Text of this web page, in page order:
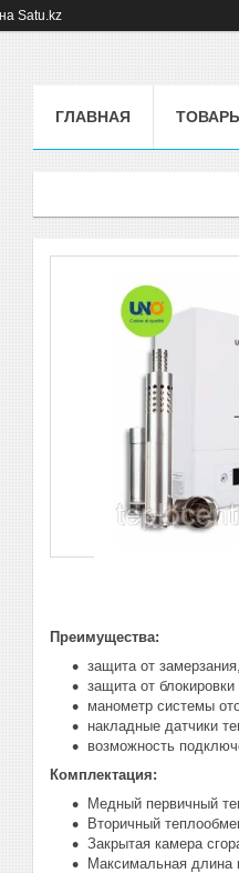
на Satu.kz
ГЛАВНАЯ
Преимущества:
защита от
защита от блокировки
манометр системы
накладные датчики
возможность
Комплектация:
Медный первичный
Вторичный
Закрытая камера
Максимальная длина